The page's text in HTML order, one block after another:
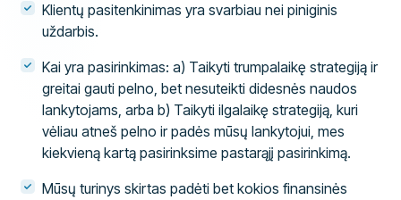
Klientų pasitenkinimas yra svarbiau nei piniginis
uždarbis.
Kai yra pasirinkimas: a) Taikyti trumpalaikę strategiją ir
greitai gauti pelno, bet nesuteikti didesnės naudos
lankytojams, arba b) Taikyti ilgalaikę strategiją, kuri
vėliau atneš pelno ir padės mūsų lankytojui, mes
kiekvieną kartą pasirinksime pastarąjį pasirinkimą.
Mūsų turinys skirtas padėti bet kokios finansinės